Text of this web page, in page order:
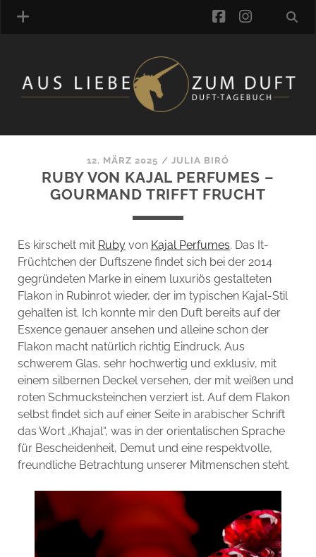
MANUFAKTUREN
KOMMENTARE
LINK-SAMMLUNG
ARTIKEL-ARCHIV
ONLINE-SHOP
DAS ALZD-TEAM
facebook
12. MÄRZ 2025 / JULIA BIRÓ
RUBY VON KAJAL PERFUMES –
GOURMAND TRIFFT FRUCHT
Es kirschelt mit Rubyvon Kajal Perfumes. Das It-
Früchtchen der Duftszene findet sich bei der 2014
gegründeten Marke in einem luxuriös gestalteten
Flakon in Rubinrot wieder, der im typischen Kajal-Stil
gehalten ist. Ich konnte mir den Duft bereits auf der
Esxence genauer ansehen und alleine schon der
Flakon macht natürlich richtig Eindruck. Aus
schwerem Glas, sehr hochwertig und exklusiv, mit
einem silbernen Deckel versehen, der mit weißen und
roten Schmucksteinchen verziert ist. Auf dem Flakon
selbst findet sich auf einer Seite in arabischer Schrift
das Wort „Khajal“, was in der orientalischen Sprache
für Bescheidenheit, Demut und eine respektvolle,
freundliche Betrachtung unserer Mitmenschen steht.